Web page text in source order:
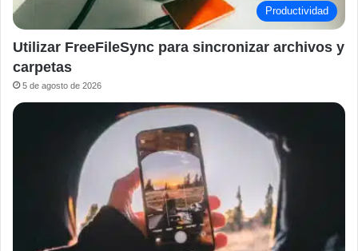
Productividad
Utilizar FreeFileSync para sincronizar archivos y
carpetas
5 de agosto de 2026